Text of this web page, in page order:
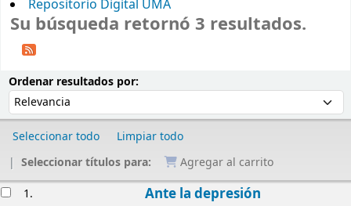
Repositorio Digital UMA
Su búsqueda retornó 3 resultados.
Ordenar resultados por:
Seleccionar todo
Limpiar todo
Seleccionar títulos para:
Agregar al carrito
1. Ante la depresión